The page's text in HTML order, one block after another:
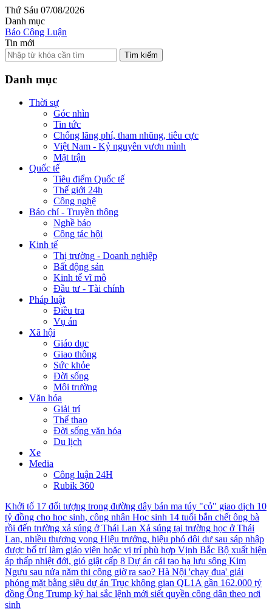
Thứ Sáu 07/08/2026
Danh mục
Báo Công Luận
Tin mới
Tìm kiếm
Danh mục
Thời sự
Góc nhìn
Tin tức
Chống lãng phí, tham nhũng, tiêu cực
Việt Nam - Kỷ nguyên vươn mình
Mặt trận
Quốc tế
Tiêu điểm Quốc tế
Thế giới 24h
Công nghệ
Báo chí - Truyền thông
Nghề báo
Công tác hội
Kinh tế
Thị trường - Doanh nghiệp
Bất động sản
Kinh tế vĩ mô
Đầu tư - Tài chính
Pháp luật
Điều tra
Vụ án
Xã hội
Giáo dục
Giao thông
Sức khỏe
Đời sống
Môi trường
Văn hóa
Giải trí
Thể thao
Đời sống văn hóa
Du lịch
Xe
Media
Công luận 24H
Rubik 360
Khởi tố 17 đối tượng trong đường dây bán ma túy "cỏ" giao dịch 10
tỷ đồng cho học sinh, công nhân Học sinh 14 tuổi bắn chết ông bà
rồi đến trường xả súng ở Thái Lan Xả súng tại trường học ở Thái
Lan, nhiều thương vong Hiệu trưởng, hiệu phó dôi dư sau sáp nhập
được bố trí làm giáo viên hoặc vị trí phù hợp Vịnh Bắc Bộ xuất hiện
áp thấp nhiệt đới, gió giật cấp 8 Dự án cải tạo hạ lưu sông Kim
Ngưu sau nửa năm thi công giờ ra sao? Hà Nội 'chạy đua' giải
phóng mặt bằng siêu dự án Trục không gian QL1A gần 162.000 tỷ
đồng Ông Trump ký hai sắc lệnh mới siết quyền công dân theo nơi
sinh